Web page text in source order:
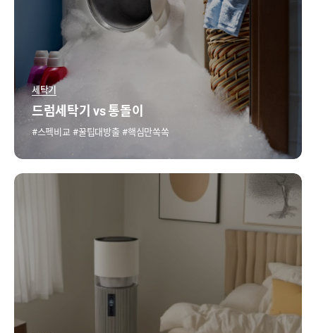
세탁기
드럼세탁기 vs 통돌이
스펙비교 꿀팁대방출 핵심만쏙쏙